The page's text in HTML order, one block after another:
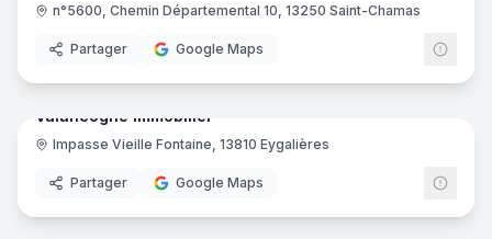
n°5600, Chemin Départemental 10, 13250 Saint-Chamas
Partager Google Maps
Agence immobilière
Valancogne Immobilier
Impasse Vieille Fontaine, 13810 Eygalières
Partager Google Maps